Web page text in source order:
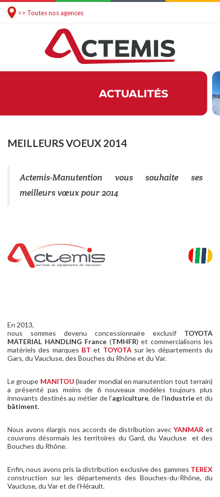
>> Toutes nos agences
MEILLEURS VOEUX 2014
Actemis-Manutention vous souhaite ses
meilleurs vœux pour 2014
En 2013,
nous sommes devenu concessionnaire exclusif TOYOTA
MATERIAL HANDLING France (TMHFR) et commercialisons les
matériels des marques BT et TOYOTAsur les départements du
Gars, du Vaucluse, des Bouches du Rhône et du Var.
Le groupe MANITOU (leader mondial en manutention tout terrain)
a présenté pas moins de 6 nouveaux modèles toujours plus
innovants destinés au métier de l’agriculture, de l’industrieet du
bâtiment.
Nous avons élargis nos accords de distribution avecYANMAR et
couvrons désormais les territoires du Gard, du Vaucluse et des
Bouches du Rhône.
Enfin, nous avons pris la distribution exclusive des gammes TEREX
construction sur les départements des Bouches-du-Rhône, du
Vaucluse, du Var et de l’Hérault.